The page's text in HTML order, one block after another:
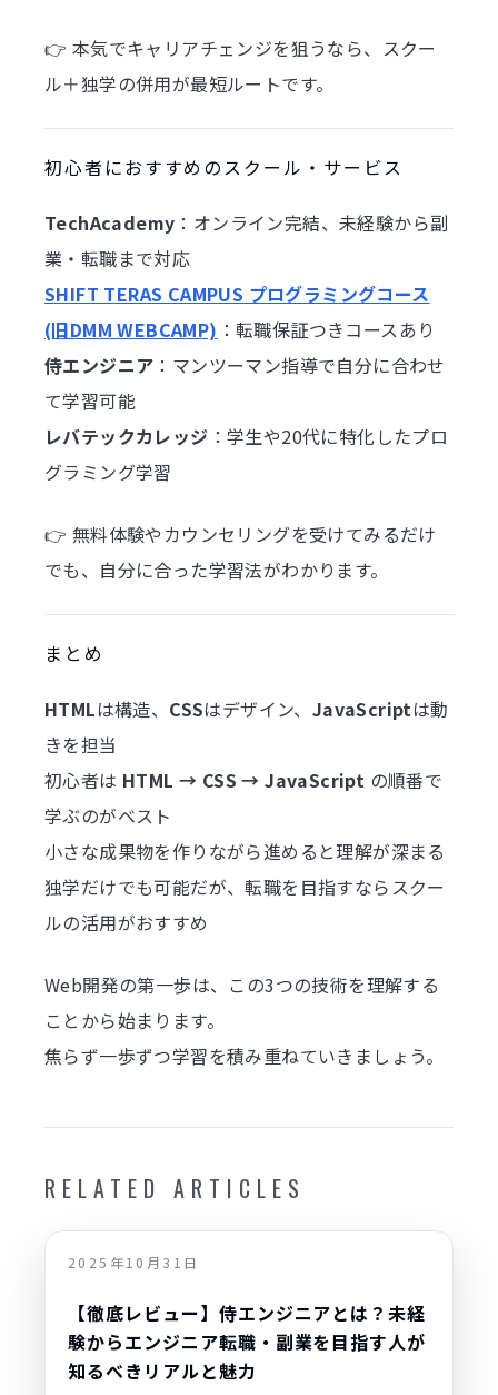
👉 本気でキャリアチェンジを狙うなら、スクー
ル＋独学の併用が最短ルートです。
初心者におすすめのスクール・サービス
TechAcademy ：オンライン完結、未経験から副
業・転職まで対応
SHIFT TERAS CAMPUS プログラミングコース
(旧DMM WEBCAMP) ：転職保証つきコースあり
侍エンジニア ：マンツーマン指導で自分に合わせ
て学習可能
レバテックカレッジ ：学生や20代に特化したプロ
グラミング学習
👉 無料体験やカウンセリングを受けてみるだけ
でも、自分に合った学習法がわかります。
まとめ
HTMLは構造、 CSSはデザイン、 JavaScriptは動
きを担当
初心者は HTML → CSS → JavaScript の順番で
学ぶのがベスト
小さな成果物を作りながら進めると理解が深まる
独学だけでも可能だが、転職を目指すならスクー
ルの活用がおすすめ
Web開発の第一歩は、この3つの技術を理解する
ことから始まります。
焦らず一歩ずつ学習を積み重ねていきましょう。
RELATED ARTICLES
2025年10月31日
【徹底レビュー】侍エンジニアとは？未経
験からエンジニア転職・副業を目指す人が
知るべきリアルと魅力